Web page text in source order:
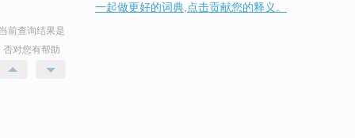
前查询结果是
否对您有帮助
一起做更好的词典,点击贡献您的释义。